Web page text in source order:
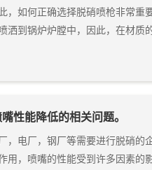
，如何正确选择脱硝喷枪非常
洒到锅炉炉膛中，因此，在材质
性能降低的相关问题。
，电厂，钢厂等需要进行脱硝的
用，喷嘴的性能受到许多因素的